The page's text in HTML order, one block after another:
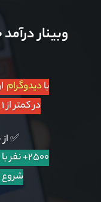
بادیدوگرام
در کمتر از ۱ ماه درآمد دلخواهت رو داری
✅
۲۵۰۰+ نفر با «راهکار اختصاصی»
شروع